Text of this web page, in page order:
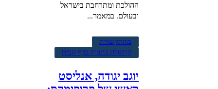
ההולכת ומתרחבת בישראל
ובעולם. במאמר...
מהתקשורת
קרוסלת כתבות בדף הבית
יוגב יגודה, אנליסט